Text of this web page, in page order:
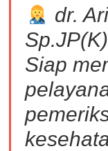
dr.
Siap